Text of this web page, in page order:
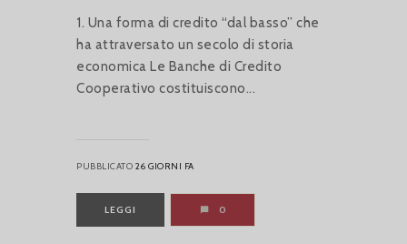
1. Una forma di credito “dal basso” che
ha attraversato un secolo di storia
economica Le Banche di Credito
Cooperativo costituiscono...
PUBBLICATO 26 GIORNI FA
LEGGI 0